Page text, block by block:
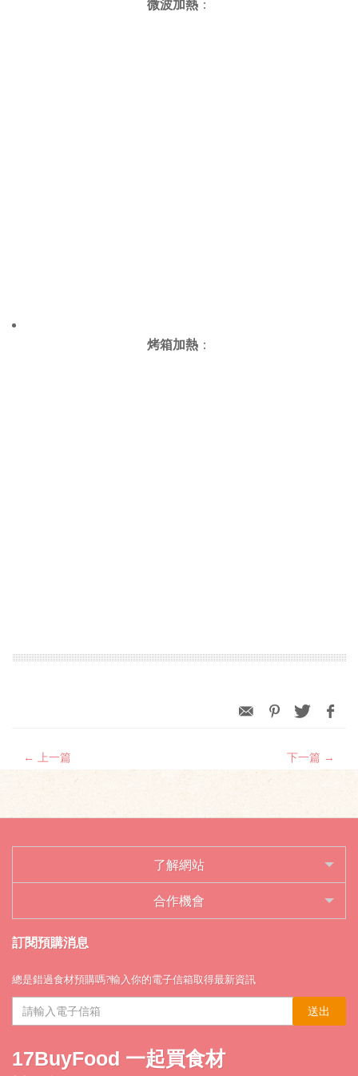
微波加熱 ：
烤箱加熱 ：
← 上一篇 下一篇 →
了解網站
合作機會
訂閱預購消息
總是錯過食材預購嗎?輸入你的電子信箱取得最新資訊
送出
17BuyFood 一起買食材